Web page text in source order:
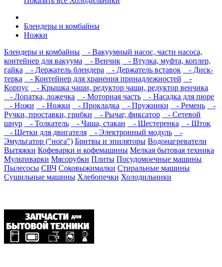
Блендеры и комбайны
Ножки
Блендеры и комбайны
- Вакуумный насос, части насоса,
контейнер для вакуума
- Венчик
- Втулка, муфта, коплер,
гайка
- Держатель блендера - Держатель вставок
- Диск-
терка
- Контейнер для хранения принадлежностей
-
Корпус
- Крышка чаши, редуктор чаши, редуктор венчика
- Лопатка, ложечка
- Моторная часть
- Насадка для пюре
- Ножи
- Ножки - Прокладка - Пружинки - Ремень
-
Ручки, проставки, грибки
- Рычаг, фиксатор
- Сетевой
шнур
- Толкатель - Чаша, стакан - Шестеренка
- Шток
- Щетки для двигателя
- Электронный модуль
-
Эмульгатор ("нога") Бритвы и эпиляторы Водонагреватели
Вытяжки Кофеварки и кофемашины Мелкая бытовая техника
Мультиварки Мясорубки Плиты Посудомоечные машины
Пылесосы СВЧ Соковыжималки Стиральные машины
Сушильные машины Хлебопечки Холодильники